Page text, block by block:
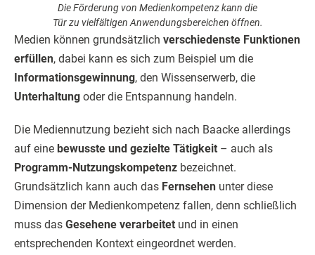
Die Förderung von Medienkompetenz kann die
Tür zu vielfältigen Anwendungsbereichen öffnen.
Medien können grundsätzlich verschiedenste Funktionen
erfüllen, dabei kann es sich zum Beispiel um die
Informationsgewinnung, den Wissenserwerb, die
Unterhaltung oder die Entspannung handeln.
Die Mediennutzung bezieht sich nach Baacke allerdings
auf eine bewusste und gezielte Tätigkeit – auch als
Programm-Nutzungskompetenz bezeichnet.
Grundsätzlich kann auch das Fernsehen unter diese
Dimension der Medienkompetenz fallen, denn schließlich
muss das Gesehene verarbeitet und in einen
entsprechenden Kontext eingeordnet werden.